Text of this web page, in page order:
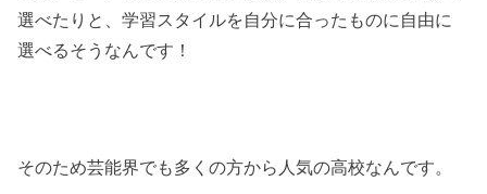
選べたりと、学習スタイルを自分に合ったものに自由に
選べるそうなんです！
そのため芸能界でも多くの方から人気の高校なんです。